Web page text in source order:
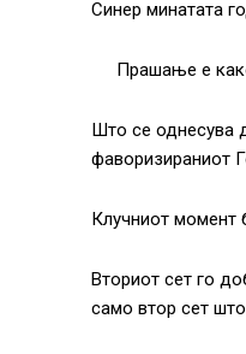
Синер минатата
Прашање е
Што се однесува
фаворизираниот
Клучниот момент
Вториот сет го
само втор сет